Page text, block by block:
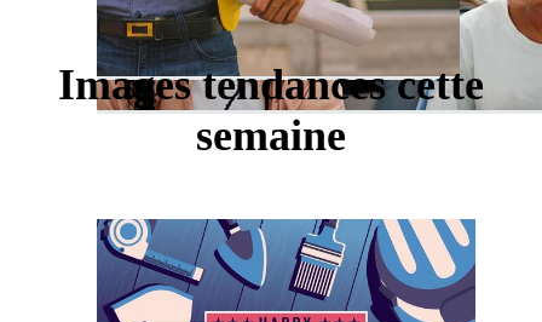
Images tendances cette
semaine